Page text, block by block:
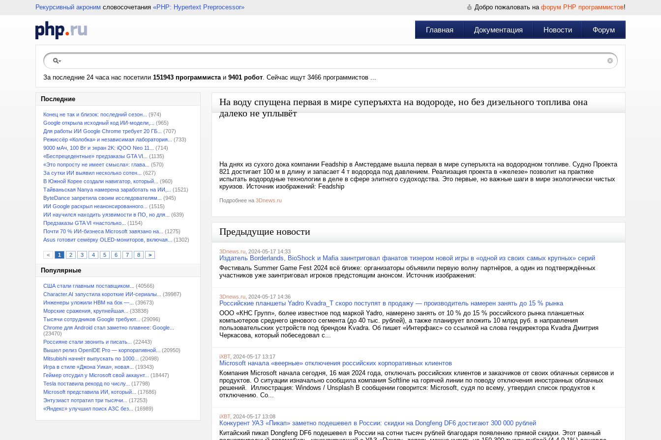
Рекурсивный акроним словосочетания «PHP: Hypertext Preprocessor» Добро пожаловать на форум PHP программистов!
Главная Документация Новости Форум
За последние 24 часа нас посетили 151943 программистаи 9401 робот. Сейчас ищут 3466 программистов ...
Последние
Конец не так и близок: последний сезон...
(974)
Google открыла исходный код ИИ-модели,...
(965)
Для работы ИИ Google Chrome требует 20 ГБ...
(707)
Режиссёр «Колобка» и независимая лаборатория...
(733)
9000 мАч, 100 Вт и экран 2K: iQOO Neo 11...
(714)
«Беспрецедентные» предзаказы GTA VI...
(1135)
«Это попросту не имеет смысла»: глава...
(570)
За сутки ИИ выявил несколько сотен...
(627)
В Южной Корее создали навигатор, который...
(960)
Тайваньская Nanya намерена заработать на ИИ,...
(1521)
ByteDance запретила своим исследователям...
(945)
ИИ Google раскрыл неанонсированного...
(1515)
ИИ научился находить уязвимости в ПО, но для...
(639)
Предзаказы GTA VI «настолько...
(1154)
Почти 70 % ИИ-бизнеса Microsoft завязано на...
(1275)
Asus готовит семёрку OLED-мониторов, включая...
(1302)
< 1 2 3 4 5 6 7 8 >
Популярные
США стали главным поставщиком...
(40566)
Character.AI запустила короткие ИИ-сериалы...
(39987)
Инженеры уложили HBM на бок —...
(39673)
Морские сражения, крупнейшая...
(33838)
Тысячи сотрудников Google требуют...
(29096)
Chrome для Android стал заметно плавнее: Google...
(23470)
Россияне стали звонить и писать...
(22443)
Вышел релиз OpenIDE Pro — корпоративной...
(20950)
Mitsubishi начнёт выпускать по 1000...
(20498)
Игра в стиле «Джона Уика», новая...
(19343)
Геймер отсудил у Microsoft свой аккаунт...
(18447)
Tesla поставила рекорд по числу...
(17798)
Microsoft представила ИИ, который...
(17686)
Энтузиаст потратил три тысячи...
(17253)
«Яндекс» улучшил поиск АЗС без...
(16989)
На воду спущена первая в мире суперъяхта на водороде, но без дизельного топлива она
далеко не уплывёт
На днях из сухого дока компании Feadship в Амстердаме вышла первая в мире суперъяхта на водородном топливе. Судно Проекта
821 достигает 100 м в длину и запасает 4 т водорода под давлением. Реализация проекта в «железе» позволит на практике
испытать водородные технологии в деле в сфере элитного судоходства. Это первые, но важные шаги в мире экологически чистых
круизов. Источник изображений: Feadship
Подробнее на 3Dnews.ru
Предыдущие новости
3Dnews.ru , 2024-05-17 14:33
Издатель Borderlands, BioShock и Mafia заинтриговал фанатов тизером новой игры в «одной из своих самых крупных» серий
Фестиваль Summer Game Fest 2024 всё ближе: организаторы объявили первую волну партнёров, а один из подтверждённых
участников уже заинтриговал игроков предстоящим анонсом. Источник изображения:
3Dnews.ru , 2024-05-17 14:36
Российские планшеты Yadro Kvadra_T скоро поступят в продажу — производитель намерен занять до 15 % рынка
ООО «КНС Групп», более известное под маркой Yadro, намерено занять от 10 % до 15 % российского рынка планшетных
компьютеров среднего ценового сегмента (до 40 тыс. рублей), а также планирует вложить 10 млрд руб. в направления
пользовательских устройств под брендом Kvadra. Об пишет «Интерфакс» со ссылкой на слова гендиректора Kvadra Дмитрия
Черкасова, который побеседовал с...
iXBT, 2024-05-17 13:17
Microsoft начала «веерные» отключения российских корпоративных клиентов
Компания Microsoft начала сегодня, 16 мая 2024 года, отключать российских клиентов и заказчиков от своих облачных сервисов и
продуктов. О ситуации изначально сообщила компания Softline на горячей линии по поводу отключения иностранных облачных
решений. Иллюстрация: Windows / Unsplash В сообщении говорится: Microsoft, судя по всему, утвердил список продуктов к
отключению. Со...
iXBT, 2024-05-17 13:08
Конкурент УАЗ «Пикап» заметно подешевел в России: скидки на Dongfeng DF6 достигают 300 000 рублей
Китайский пикап Dongfeng DF6 подешевел в России на сотни тысяч рублей благодаря появлению прямой скидки. Этот рамный